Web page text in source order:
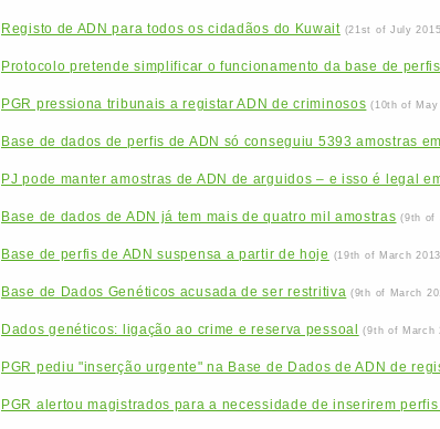
Registo de ADN para todos os cidadãos do Kuwait (21st of July
Protocolo pretende simplificar o funcionamento da base de perfis
PGR pressiona tribunais a registar ADN de criminosos (10th of May
Base de dados de perfis de ADN só conseguiu 5393 amostras
PJ pode manter amostras de ADN de arguidos – e isso é legal
Base de dados de ADN já tem mais de quatro mil amostras (9th of
Base de perfis de ADN suspensa a partir de hoje (19th of March
Base de Dados Genéticos acusada de ser restritiva (9th of March
Dados genéticos: ligação ao crime e reserva pessoal (9th of March
PGR pediu "inserção urgente" na Base de Dados de ADN de
PGR alertou magistrados para a necessidade de inserirem